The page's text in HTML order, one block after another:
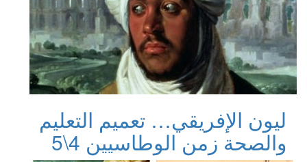
ليون الإفريقي… تعميم التعليم
والصحة زمن الوطاسيين 4\5